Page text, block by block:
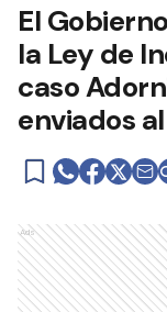
El
la Ley de
caso
enviados
Ads